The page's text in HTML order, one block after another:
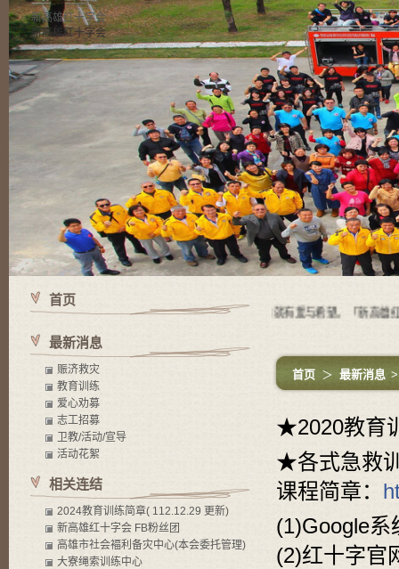
新高雄红十字会
新高雄红十字会
使命 有苦难的地方就有红十字会，有红十字会的地方就有爱与希望。「新高雄红
首页 ＞ 最新消息
★2020教育
★各式急救
课程简章：
(1)Google
(2)红十字官
首页
最新消息
赈济救灾
教育训练
爱心劝募
志工招募
卫教/活动/宣导
活动花絮
相关连结
2024教育训练简章( 112.12.29 更新)
新高雄红十字会 FB粉丝团
高雄市社会褔利备灾中心(本会委托管理)
大寮绳索训练中心